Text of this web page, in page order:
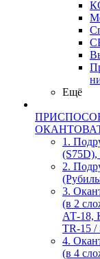
Ещё
1.
2.
3.
(в 2
АТ-18,
TR-15 /
4.
(в 4